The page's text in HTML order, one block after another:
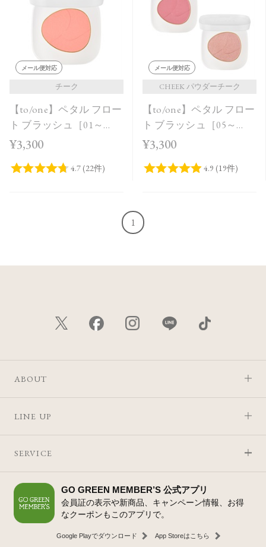
メール便対応
チーク
【to/one】ペタル フロー
ト ブラッシュ［01～
03］
¥3,300
メール便対応
CHEEK パウダーチーク
【to/one】ペタル フロー
ト ブラッシュ［05～
06］
¥3,300
1
ABOUT
LINE UP
SERVICE
GO GREEN MEMBER’S 公式アプリ
会員証の表示や新商品、キャンペーン情報、お得
なクーポンもこのアプリで。
Google Playでダウンロード App Storeはこちら